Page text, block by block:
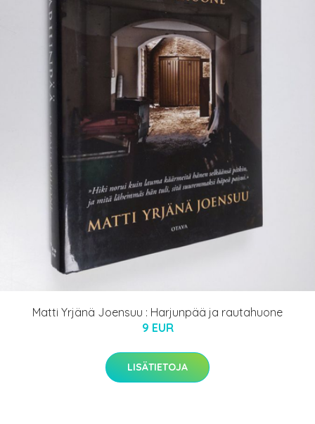
Matti Yrjänä Joensuu : Harjunpää ja rautahuone
9 EUR
LISÄTIETOJA